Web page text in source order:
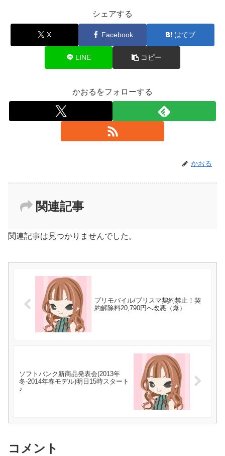
シェアする
X Facebook はてブ
LINE コピー
かおるをフォローする
かおる
関連記事
関連記事は見つかりませんでした。
プリモバイル/プリスマ契約禁止！契
約解除料20,790円へ改悪（爆）
ソフトバンク新商品発表会(2013年
冬-2014年春モデル)明日15時スタート
♪
コメント